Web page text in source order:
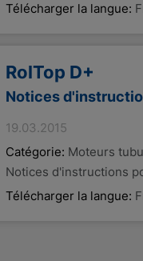
Télécharger la langue:
RolTop D+
Notices
19.03.2015
Catégorie: Moteurs
Notices d'instructions
Télécharger la langue: